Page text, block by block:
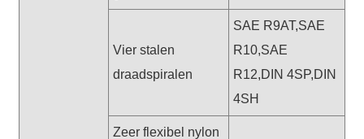
Vier stalen
draadspiralen
SAE R9AT,SAE
R10,SAE
R12,DIN 4SP,DIN
4SH
Zeer flexibel nylon